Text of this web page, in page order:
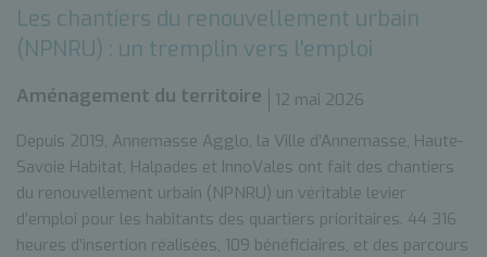
Les chantiers du renouvellement urbain
(NPNRU) : un tremplin vers l'emploi
Aménagement du territoire
12 mai 2026
Depuis 2019, Annemasse Agglo, la Ville d’Annemasse, Haute-
Savoie Habitat, Halpades et InnoVales ont fait des chantiers
du renouvellement urbain (NPNRU) un véritable levier
d’emploi pour les habitants des quartiers prioritaires. 44 316
heures d’insertion réalisées, 109 bénéficiaires, et des parcours